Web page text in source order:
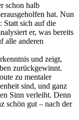
schon halb
hat. Nun
Statt sich auf die
er, was bereits
alle anderen
und zeigt,
zurückgewinnt.
zu mentaler
sind, und ganz
Sinn verleiht. Denn
schön gut – nach der